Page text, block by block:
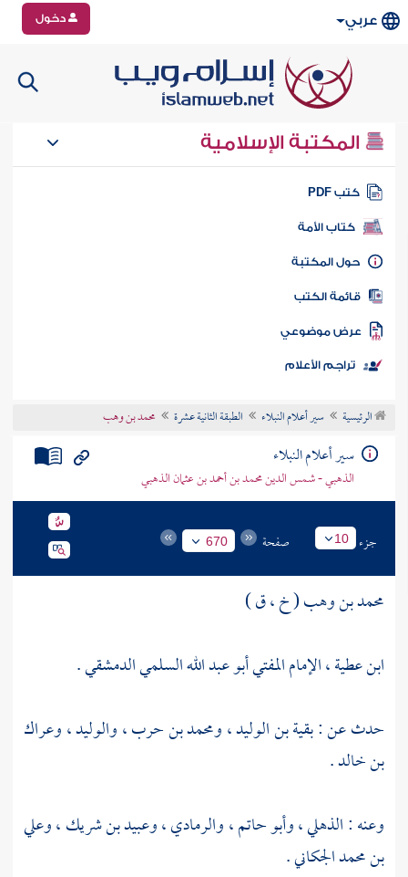
عربي دخول
المكتبة الإسلامية
كتب PDF
كتاب الأمة
المكتبة
الكتب
موضوعي
تراجم الأعلام
الرئيسية سير أعلام النبلاء الطبقة الثانية عشرة محمد بن وهب
سير أعلام النبلاء
الذهبي - شمس الدين محمد بن أحمد بن عثمان الذهبي
جزء 10 صفحة 670
محمد بن وهب ( خ ، ق )
ابن عطية ، الإمام المفتي أبو عبد الله السلمي الدمشقي .
حدث عن :بقية بن الوليد،ومحمد بن حرب،والوليد،وعراك
بن خالد.
وعنه :الذهلي،وأبو حاتم،والرمادي،وعبيد بن شريك،وعلي
بن محمد الجكاني.